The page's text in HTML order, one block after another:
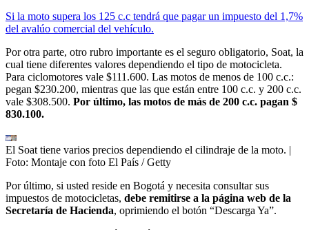
Si la moto supera los 125 c.c tendrá que pagar un impuesto del 1,7%
del avalúo comercial del vehículo.
Por otra parte, otro rubro importante es el seguro obligatorio, Soat, la
cual tiene diferentes valores dependiendo el tipo de motocicleta.
Para ciclomotores vale $111.600. Las motos de menos de 100 c.c.:
pegan $230.200, mientras que las que están entre 100 c.c. y 200 c.c.
vale $308.500. Por último, las motos de más de 200 c.c. pagan $
830.100.
El Soat tiene varios precios dependiendo el cilindraje de la moto. |
Foto: Montaje con foto El País / Getty
Por último, si usted reside en Bogotá y necesita consultar sus
impuestos de motocicletas, debe remitirse a la página web de la
Secretaría de Hacienda, oprimiendo el botón “Descarga Ya”.